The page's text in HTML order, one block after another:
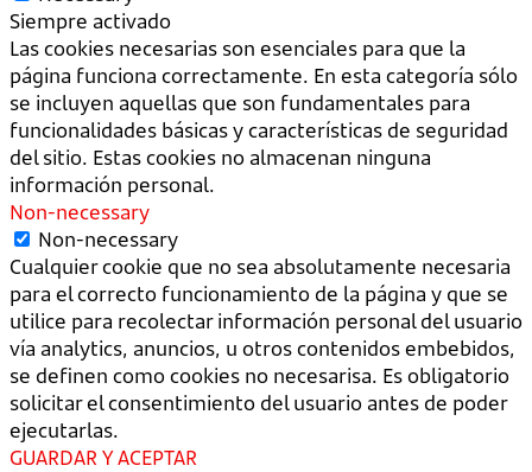
Siempre activado
Las cookies necesarias son esenciales para que la
página funciona correctamente. En esta categoría sólo
se incluyen aquellas que son fundamentales para
funcionalidades básicas y características de seguridad
del sitio. Estas cookies no almacenan ninguna
información personal.
Non-necessary
Non-necessary
Cualquier cookie que no sea absolutamente necesaria
para el correcto funcionamiento de la página y que se
utilice para recolectar información personal del usuario
vía analytics, anuncios, u otros contenidos embebidos,
se definen como cookies no necesarisa. Es obligatorio
solicitar el consentimiento del usuario antes de poder
ejecutarlas.
GUARDAR Y ACEPTAR